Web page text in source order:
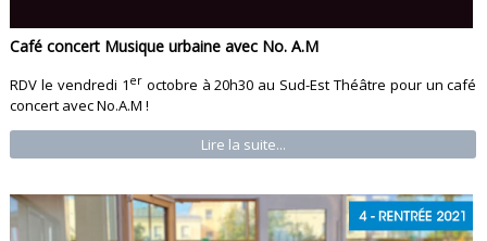
Café concert Musique urbaine avec No. A.M
RDV le vendredi 1 eroctobre à 20h30 au Sud-Est Théâtre pour un café
concert avec No.A.M !
Lire la suite...